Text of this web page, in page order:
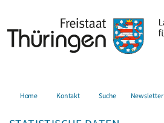
Home Kontakt Suche Newsletter